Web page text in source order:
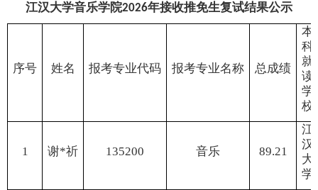
江汉大学音乐学院2026年接收推免生复试结果公示
序号 姓名 报考专业代码 报考专业名称 总成绩
本
科
就
读
学
校
1 谢*祈 135200 音乐 89.21
江
汉
大
学